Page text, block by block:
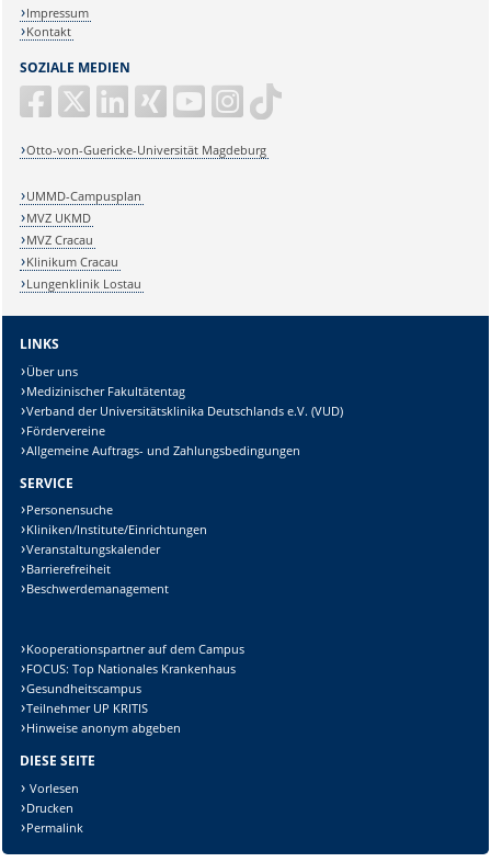
SOZIALE MEDIEN
Otto-von-Guericke-Universität Magdeburg
Impressum
Kontakt
UMMD-Campusplan
MVZ UKMD
MVZ Cracau
Klinikum Cracau
Lungenklinik Lostau
LINKS
Über uns
Medizinischer Fakultätentag
Verband der Universitätsklinika Deutschlands e.V. (VUD)
Fördervereine
Allgemeine Auftrags- und Zahlungsbedingungen
SERVICE
Personensuche
Kliniken/Institute/Einrichtungen
Veranstaltungskalender
Barrierefreiheit
Beschwerdemanagement
Kooperationspartner auf dem Campus
FOCUS: Top Nationales Krankenhaus
Gesundheitscampus
Teilnehmer UP KRITIS
Hinweise anonym abgeben
DIESE SEITE
Vorlesen
Drucken
Permalink